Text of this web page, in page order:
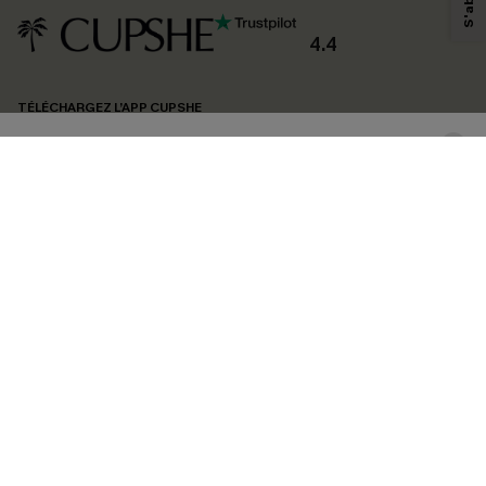
4.4
TÉLÉCHARGEZ L’APP CUPSHE
produits susceptibles de vous intéresser, conformément à notre
Politique de
confidentialité
. Vous pouvez vous désabonner à tout moment.